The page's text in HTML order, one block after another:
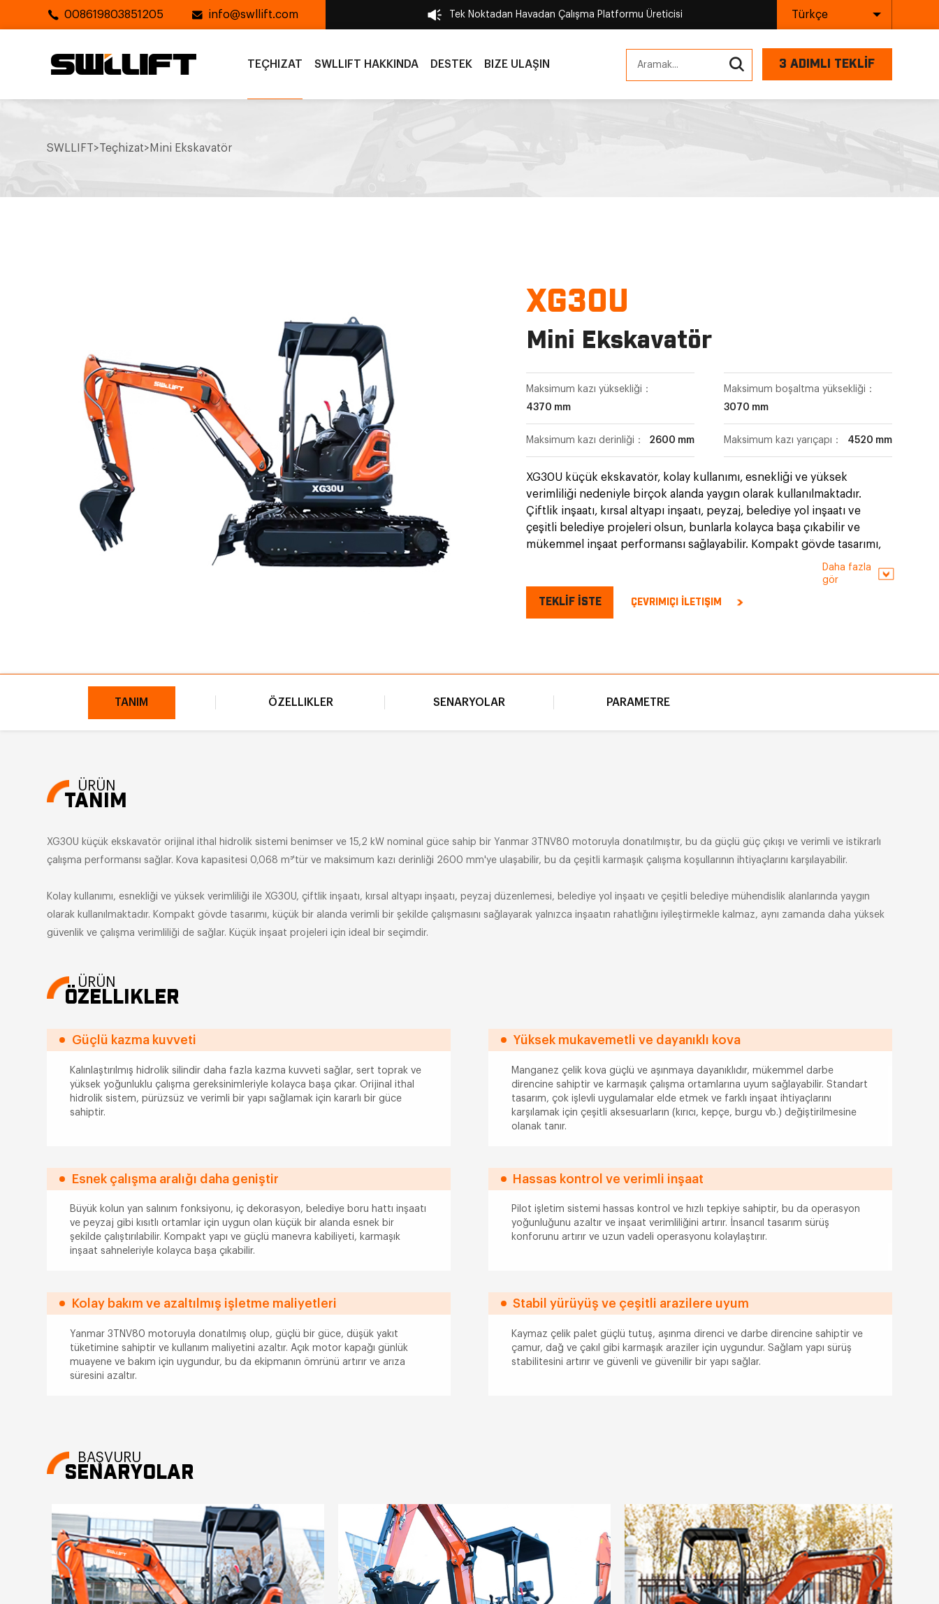
008619803851205 info@swllift.com Tek Noktadan Havadan Çalışma Platformu Üreticisi Türkçe
TEÇHIZAT SWLLIFT HAKKINDA DESTEK BIZE ULAŞIN 3 ADIMLI TEKLİF
SWLLIFT>Teçhizat> Mini Ekskavatör
XG30U
Mini Ekskavatör
Maksimum kazı yüksekliği：
4370 mm
Maksimum boşaltma yüksekliği：
3070 mm
Maksimum kazı derinliği： 2600 mm Maksimum kazı yarıçapı： 4520 mm
XG30U küçük ekskavatör, kolay kullanımı, esnekliği ve yüksek
verimliliği nedeniyle birçok alanda yaygın olarak kullanılmaktadır.
Çiftlik inşaatı, kırsal altyapı inşaatı, peyzaj, belediye yol inşaatı ve
çeşitli belediye projeleri olsun, bunlarla kolayca başa çıkabilir ve
mükemmel inşaat performansı sağlayabilir. Kompakt gövde tasarımı,
küçük alanlarda çalışmak için uygundur ve iş rahatlığını ve güvenliğini
Daha fazla
gör
TEKLİF İSTE ÇEVRIMIÇI İLETIŞIM
TANIM ÖZELLIKLER SENARYOLAR PARAMETRE
ÜRÜN
TANIM
XG30U küçük ekskavatör orijinal ithal hidrolik sistemi benimser ve 15,2 kW nominal güce sahip bir Yanmar 3TNV80 motoruyla donatılmıştır, bu da güçlü güç çıkışı ve verimli ve istikrarlı
çalışma performansı sağlar. Kova kapasitesi 0,068 m³'tür ve maksimum kazı derinliği 2600 mm'ye ulaşabilir, bu da çeşitli karmaşık çalışma koşullarının ihtiyaçlarını karşılayabilir.
Kolay kullanımı, esnekliği ve yüksek verimliliği ile XG30U, çiftlik inşaatı, kırsal altyapı inşaatı, peyzaj düzenlemesi, belediye yol inşaatı ve çeşitli belediye mühendislik alanlarında yaygın
olarak kullanılmaktadır. Kompakt gövde tasarımı, küçük bir alanda verimli bir şekilde çalışmasını sağlayarak yalnızca inşaatın rahatlığını iyileştirmekle kalmaz, aynı zamanda daha yüksek
güvenlik ve çalışma verimliliği de sağlar. Küçük inşaat projeleri için ideal bir seçimdir.
ÜRÜN
ÖZELLIKLER
Güçlü kazma kuvveti
Kalınlaştırılmış hidrolik silindir daha fazla kazma kuvveti sağlar, sert toprak ve
yüksek yoğunluklu çalışma gereksinimleriyle kolayca başa çıkar. Orijinal ithal
hidrolik sistem, pürüzsüz ve verimli bir yapı sağlamak için kararlı bir güce
sahiptir.
Yüksek mukavemetli ve dayanıklı kova
Manganez çelik kova güçlü ve aşınmaya dayanıklıdır, mükemmel darbe
direncine sahiptir ve karmaşık çalışma ortamlarına uyum sağlayabilir. Standart
tasarım, çok işlevli uygulamalar elde etmek ve farklı inşaat ihtiyaçlarını
karşılamak için çeşitli aksesuarların (kırıcı, kepçe, burgu vb.) değiştirilmesine
olanak tanır.
Esnek çalışma aralığı daha geniştir
Büyük kolun yan salınım fonksiyonu, iç dekorasyon, belediye boru hattı inşaatı
ve peyzaj gibi kısıtlı ortamlar için uygun olan küçük bir alanda esnek bir
şekilde çalıştırılabilir. Kompakt yapı ve güçlü manevra kabiliyeti, karmaşık
inşaat sahneleriyle kolayca başa çıkabilir.
Hassas kontrol ve verimli inşaat
Pilot işletim sistemi hassas kontrol ve hızlı tepkiye sahiptir, bu da operasyon
yoğunluğunu azaltır ve inşaat verimliliğini artırır. İnsancıl tasarım sürüş
konforunu artırır ve uzun vadeli operasyonu kolaylaştırır.
Kolay bakım ve azaltılmış işletme maliyetleri
Yanmar 3TNV80 motoruyla donatılmış olup, güçlü bir güce, düşük yakıt
tüketimine sahiptir ve kullanım maliyetini azaltır. Açık motor kapağı günlük
muayene ve bakım için uygundur, bu da ekipmanın ömrünü artırır ve arıza
süresini azaltır.
Stabil yürüyüş ve çeşitli arazilere uyum
Kaymaz çelik palet güçlü tutuş, aşınma direnci ve darbe direncine sahiptir ve
çamur, dağ ve çakıl gibi karmaşık araziler için uygundur. Sağlam yapı sürüş
stabilitesini artırır ve güvenli ve güvenilir bir yapı sağlar.
BAŞVURU
SENARYOLAR